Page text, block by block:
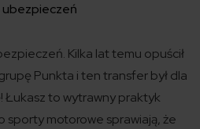
Kilka lat temu opuścił
Punkta i ten transfer był dla
Łukasz to wytrawny praktyk
sporty motorowe sprawiają, że